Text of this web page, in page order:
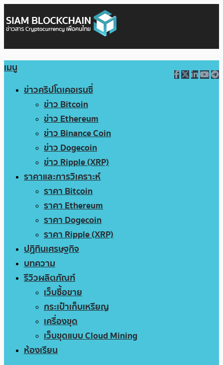
เมนู
ข่าวคริปโตเคอเรนซี่
ข่าว Bitcoin
ข่าว Ethereum
ข่าว Binance Coin
ข่าว Dogecoin
ข่าว Ripple (XRP)
ราคาและการวิเคราะห์
ราคา Bitcoin
ราคา Ethereum
ราคา Dogecoin
ราคา Ripple (XRP)
ปฏิทินเศรษฐกิจ
บทความ
รีวิวผลิตภัณฑ์
เว็บซื้อขาย
กระเป๋าเก็บเหรียญ
เครื่องขุด
เว็บขุดแบบ Cloud Mining
ห้องเรียน